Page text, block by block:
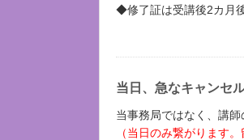
◆修了証は受講後2カ月
当日、急なキャンセ
当事務局ではなく、講師
（当日のみ繋がります